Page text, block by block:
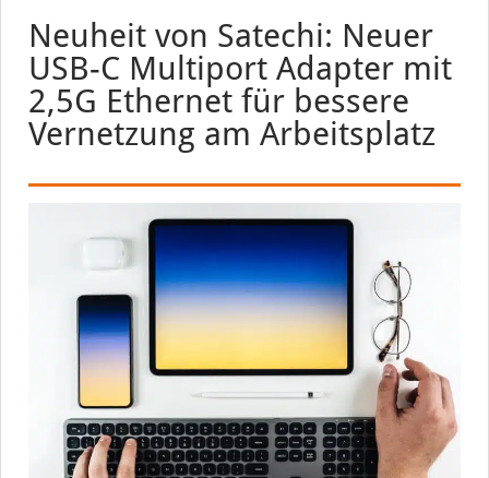
Neuheit von Satechi: Neuer
USB-C Multiport Adapter mit
2,5G Ethernet für bessere
Vernetzung am Arbeitsplatz